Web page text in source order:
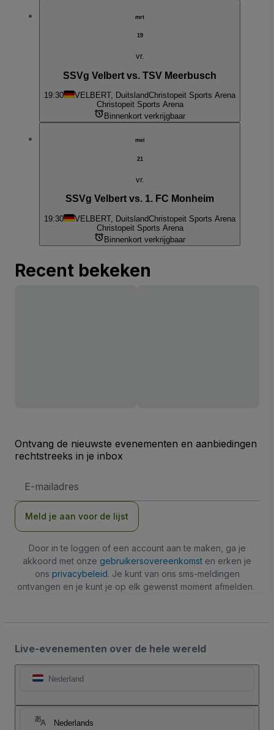
mrt
19
vr.
SSVg Velbert vs. TSV Meerbusch
19:30 VELBERT, DuitslandChristopeit Sports Arena
Christopeit Sports Arena
Binnenkort verkrijgbaar
mei
21
vr.
SSVg Velbert vs. 1. FC Monheim
19:30 VELBERT, DuitslandChristopeit Sports Arena
Christopeit Sports Arena
Binnenkort verkrijgbaar
Recent bekeken
Ontvang de nieuwste evenementen en aanbiedingen
rechtstreeks in je inbox
mailadres
Meld je aan voor de lijst
Door in te loggen of een account aan te maken, ga je
akkoord met onze gebruikersovereenkomst en erken je
ons privacybeleid. Je kunt van ons sms-meldingen
ontvangen en je kunt je op elk gewenst moment afmelden.
Live-evenementen over de hele wereld
Nederland
Nederlands